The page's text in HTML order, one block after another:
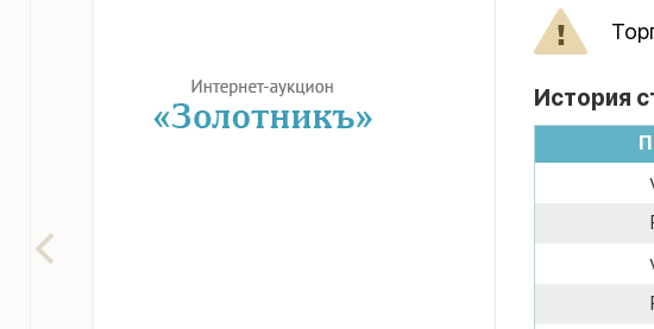
История